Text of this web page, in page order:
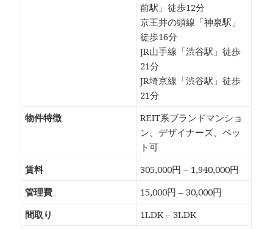
前駅」徒歩12分
京王井の頭線「神泉駅」
徒歩16分
JR山手線「渋谷駅」徒歩
21分
JR埼京線「渋谷駅」徒歩
21分
物件特徴
REIT系ブランドマンショ
ン、デザイナーズ、ペッ
ト可
賃料
305,000円 – 1,940,000円
管理費
15,000円 – 30,000円
間取り
1LDK – 3LDK